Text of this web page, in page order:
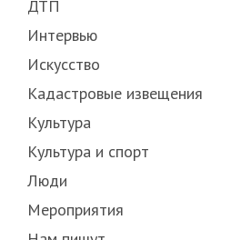
ДТП
Интервью
Искусство
Кадастровые извещения
Культура
Культура и спорт
Люди
Мероприятия